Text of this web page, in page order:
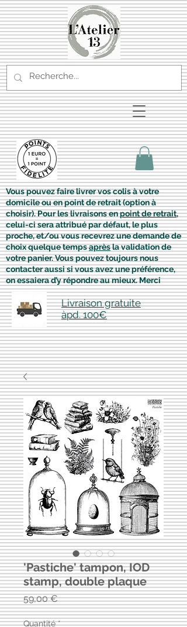
Vous pouvez faire livrer vos colis à votre
domicile ou en point de retrait (option à
choisir). Pour les livraisons enpoint de retrait,
celui-ci sera attribué par défaut, le plus
proche, et/ou vous recevrez une demande de
choix quelque tempsaprèsla validation de
votre panier. Vous pouvez toujours nous
contacter aussi si vous avez une préférence,
on essaiera d’y répondre au mieux. Merci
Livraison gratuite
àpd. 100€
'Pastiche' tampon, IOD
stamp, double plaque
59,00 €Prix
Quantité *